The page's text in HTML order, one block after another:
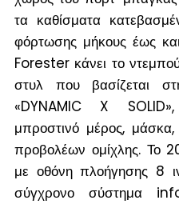
τα καθίσματα
φόρτωσης μήκους έως
Forester κάνει το
στυλ που βασίζεται
«DYNAMIC X
μπροστινό μέρος,
προβολέων ομίχλης. Το
με οθόνη πλοήγησης 8
σύγχρονο σύστημα